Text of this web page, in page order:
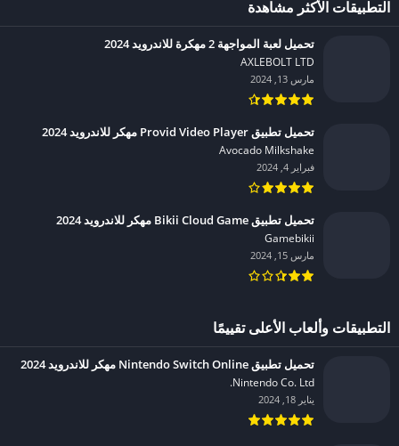
التطبيقات الأكثر مشاهدة
تحميل لعبة المواجهة 2 مهكرة للاندرويد 2024
AXLEBOLT LTD‏
مارس 13, 2024
تحميل تطبيق Provid Video Player مهكر للاندرويد 2024
Avocado Milkshake‏
فبراير 4, 2024
تحميل تطبيق Bikii Cloud Game مهكر للاندرويد 2024
Gamebikii‏
مارس 15, 2024
التطبيقات وألعاب الأعلى تقييمًا
تحميل تطبيق Nintendo Switch Online مهكر للاندرويد 2024
Nintendo Co. Ltd.‏
يناير 18, 2024